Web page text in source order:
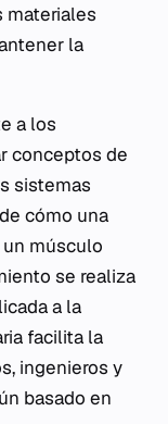
materiales
la
a los
conceptos de
sistemas
cómo una
músculo
se realiza
a la
facilita la
ingenieros y
basado en